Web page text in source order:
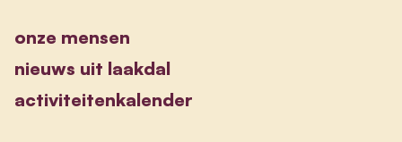
onze mensen
nieuws uit laakdal
activiteitenkalender